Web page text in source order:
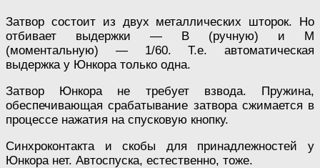
Затвор состоит из двух металлических шторок. Но
отбивает выдержки — В (ручную) и М
(моментальную) — 1/60. Т.е. автоматическая
выдержка у Юнкора только одна.
Затвор Юнкора не требует взвода. Пружина,
обеспечивающая срабатывание затвора сжимается в
процессе нажатия на спусковую кнопку.
Синхроконтакта и скобы для принадлежностей у
Юнкора нет. Автоспуска, естественно, тоже.